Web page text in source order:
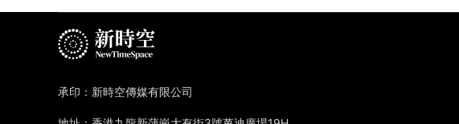
承印：新時空傳媒有限公司